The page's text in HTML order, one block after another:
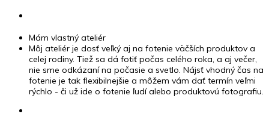
Mám vlastný ateliér
Môj ateliér je dosť veľký aj na fotenie väčších produktov a
celej rodiny. Tiež sa dá fotiť počas celého roka, a aj večer,
nie sme odkázaní na počasie a svetlo. Nájsť vhodný čas na
fotenie je tak flexibilnejšie a môžem vám dať termín veľmi
rýchlo - či už ide o fotenie ľudí alebo produktovú fotografiu.